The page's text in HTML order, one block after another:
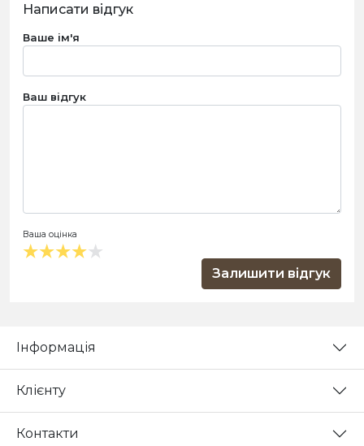
Написати відгук
Ваше ім'я
Ваш відгук
Ваша оцінка
Залишити відгук
Інформація
Клієнту
Контакти